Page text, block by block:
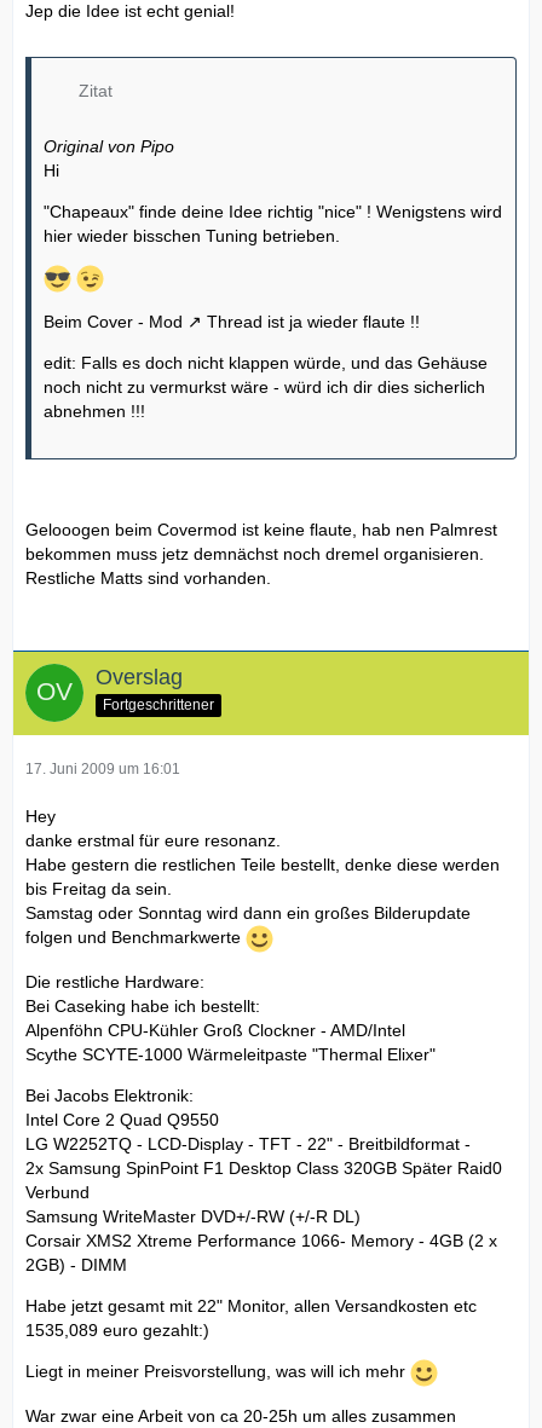
Jep die Idee ist echt genial!
Zitat
Original von Pipo
Hi
"Chapeaux" finde deine Idee richtig "nice" ! Wenigstens wird
hier wieder bisschen Tuning betrieben.
Beim Cover - Mod Thread ist ja wieder flaute !!
edit: Falls es doch nicht klappen würde, und das Gehäuse
noch nicht zu vermurkst wäre - würd ich dir dies sicherlich
abnehmen !!!
Gelooogen beim Covermod ist keine flaute, hab nen Palmrest
bekommen muss jetz demnächst noch dremel organisieren.
Restliche Matts sind vorhanden.
Overslag
Fortgeschrittener
17. Juni 2009 um 16:01
Hey
danke erstmal für eure resonanz.
Habe gestern die restlichen Teile bestellt, denke diese werden
bis Freitag da sein.
Samstag oder Sonntag wird dann ein großes Bilderupdate
folgen und Benchmarkwerte
Die restliche Hardware:
Bei Caseking habe ich bestellt:
Alpenföhn CPU-Kühler Groß Clockner - AMD/Intel
Scythe SCYTE-1000 Wärmeleitpaste "Thermal Elixer"
Bei Jacobs Elektronik:
Intel Core 2 Quad Q9550
LG W2252TQ - LCD-Display - TFT - 22" - Breitbildformat -
2x Samsung SpinPoint F1 Desktop Class 320GB Später Raid0
Verbund
Samsung WriteMaster DVD+/-RW (+/-R DL)
Corsair XMS2 Xtreme Performance 1066- Memory - 4GB (2 x
2GB) - DIMM
Habe jetzt gesamt mit 22" Monitor, allen Versandkosten etc
1535,089 euro gezahlt:)
Liegt in meiner Preisvorstellung, was will ich mehr
War zwar eine Arbeit von ca 20-25h um alles zusammen